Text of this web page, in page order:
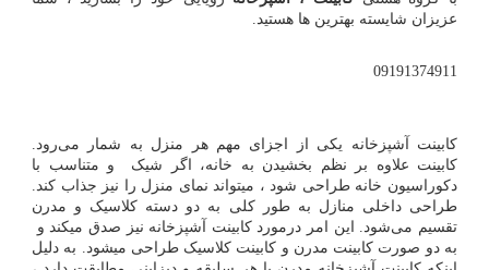
عزیزان شایسته بهترین ها هستید.
09191374911
کابینت آشپزخانه یکی از اجزای مهم هر منزل به شمار می‌رود.
کابینت علاوه بر نظم بخشیدن به خانه، اگر شیک و متناسب با
دکوراسیون خانه طراحی شود ، میتواند نمای منزل را نیز جذاب‌ کند.
طراحی داخلی منازل به طور کلی به دو دسته کلاسیک و مدرن
تقسیم می‌شود. این امر درمورد کابینت آشپزخانه نیز صدق میکند و
به دو صورت کابینت مدرن و کابینت کلاسیک طراحی میشود. به دلیل